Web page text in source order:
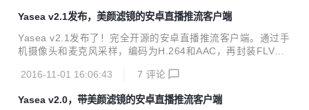
量使用原生byte数组缓存，nio存在多余构造和拷贝。降低CP
U占用率。 特性列表： Android Min API 16 (Android 4.1 Jell
y Bean) 同时支持H.264/AAC硬编码和软编码 RTMP推流，事
随时...
Yasea v2.1发布，美颜滤镜的安卓直播推流客户端
Yasea v2.1发布了！完全开源的安卓直播推流客户端。通过手
机摄像头和麦克风采样，编码为H.264和AAC，再封装FLV格
了粉嫩和白亮效果，可直接在UI界面上切换，使用GPUImage
1 Jelly Bean) 同时支持H.264/AAC硬编码和软编码 RTMP推
2016-11-01 16:06:43 7 评论
Yasea v2.0，带美颜滤镜的安卓直播推流客户端